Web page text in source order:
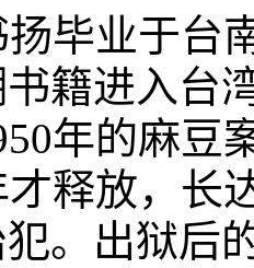
扬毕业于台
籍进入台
年的麻豆
才释放，长
。出狱后